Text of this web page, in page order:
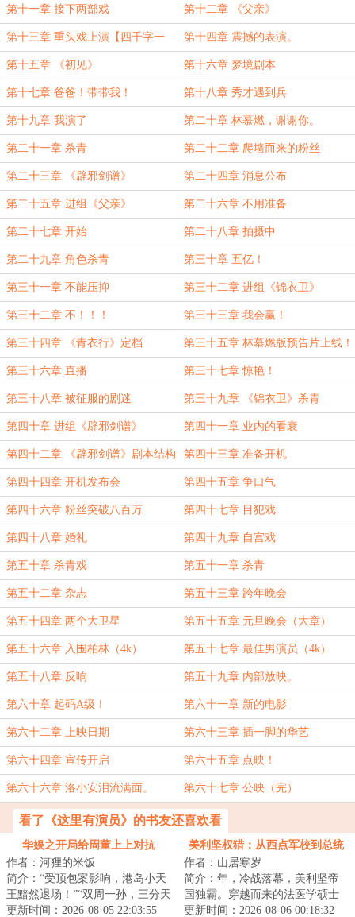
第十一章 接下两部戏 第十二章 《父亲》
第十三章 重头戏上演【四千字一
起】
第十四章 震撼的表演。
第十五章 《初见》 第十六章 梦境剧本
第十七章 爸爸！带带我！ 第十八章 秀才遇到兵
第十九章 我演了 第二十章 林慕燃，谢谢你。
第二十一章 杀青 第二十二章 爬墙而来的粉丝
第二十三章 《辟邪剑谱》 第二十四章 消息公布
第二十五章 进组《父亲》 第二十六章 不用准备
第二十七章 开始 第二十八章 拍摄中
第二十九章 角色杀青 第三十章 五亿！
第三十一章 不能压抑 第三十二章 进组《锦衣卫》
第三十二章 不！！！ 第三十三章 我会赢！
第三十四章 《青衣行》定档 第三十五章 林慕燃版预告片上线！
第三十六章 直播 第三十七章 惊艳！
第三十八章 被征服的剧迷 第三十九章 《锦衣卫》杀青
第四十章 进组《辟邪剑谱》 第四十一章 业内的看衰
第四十二章 《辟邪剑谱》剧本结构 第四十三章 准备开机
第四十四章 开机发布会 第四十五章 争口气
第四十六章 粉丝突破八百万 第四十七章 目犯戏
第四十八章 婚礼 第四十九章 自宫戏
第五十章 杀青戏 第五十一章 杀青
第五十二章 杂志 第五十三章 跨年晚会
第五十四章 两个大卫星 第五十五章 元旦晚会（大章）
第五十六章 入围柏林（4k） 第五十七章 最佳男演员（4k）
第五十八章 反响 第五十九章 内部放映。
第六十章 起码A级！ 第六十一章 新的电影
第六十二章 上映日期 第六十三章 插一脚的华艺
第六十四章 宣传开启 第六十五章 点映！
第六十六章 洛小安泪流满面。 第六十七章 公映（完）
看了《这里有演员》的书友还喜欢看
华娱之开局给周董上上对抗
作者：河狸的米饭
简介：“受顶包案影响，港岛小天
王黯然退场！”“双周一孙，三分天
下，华语乐坛新势力！”“新时代华
更新时间：2026-08-05 22:03:55
美利坚权猎：从西点军校到总统
作者：山居寒岁
简介：年，冷战落幕，美利坚帝
国独霸。穿越而来的法医学硕士
卢克，正懵逼的站在西点军校的
更新时间：2026-08-06 00:18:32